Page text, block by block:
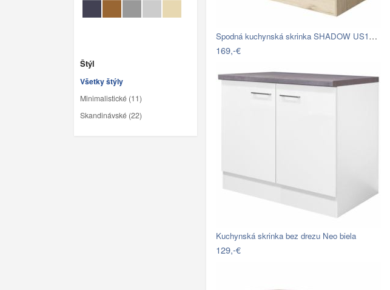
Štýl
Všetky štýly
Minimalistické (11)
Skandinávské (22)
Spodná kuchynská skrinka SHADOW US100…
169,-€
Kuchynská skrinka bez drezu Neo biela
129,-€